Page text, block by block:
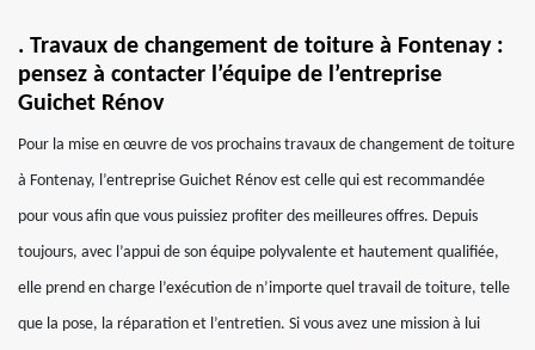
. Travaux de changement de toiture à Fontenay :
pensez à contacter l’équipe de l’entreprise
Guichet Rénov
Pour la mise en œuvre de vos prochains travaux de changement de toiture
à Fontenay, l’entreprise Guichet Rénov est celle qui est recommandée
pour vous afin que vous puissiez profiter des meilleures offres. Depuis
toujours, avec l’appui de son équipe polyvalente et hautement qualifiée,
elle prend en charge l’exécution de n’importe quel travail de toiture, telle
que la pose, la réparation et l’entretien. Si vous avez une mission à lui